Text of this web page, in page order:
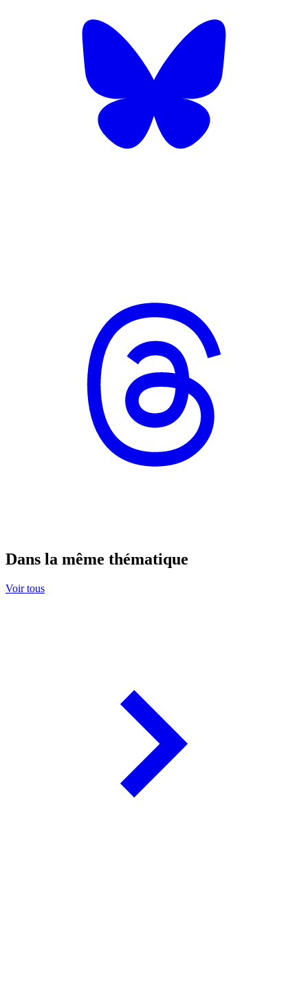
Dans la même thématique
Voir tous